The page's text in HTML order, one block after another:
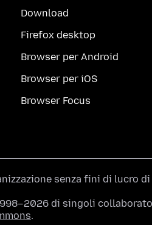
Download
Firefox desktop
Browser per Android
Browser per iOS
Browser Focus
senza fini di lucro di
di singoli
.